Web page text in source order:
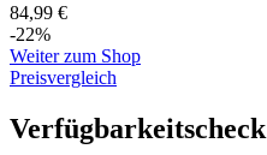
84,99 €
-22%
Weiter zum Shop
Preisvergleich
Verfügbarkeitscheck